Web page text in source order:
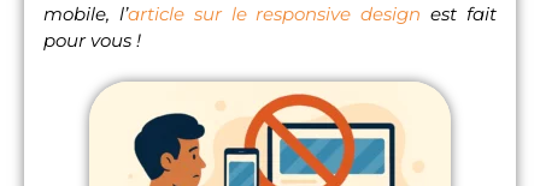
mobile, l’article sur le responsive design est fait
pour vous !